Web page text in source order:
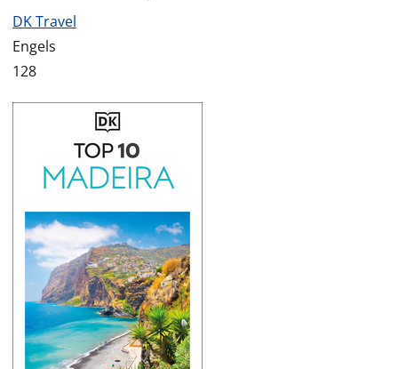
DK Travel
Engels
128